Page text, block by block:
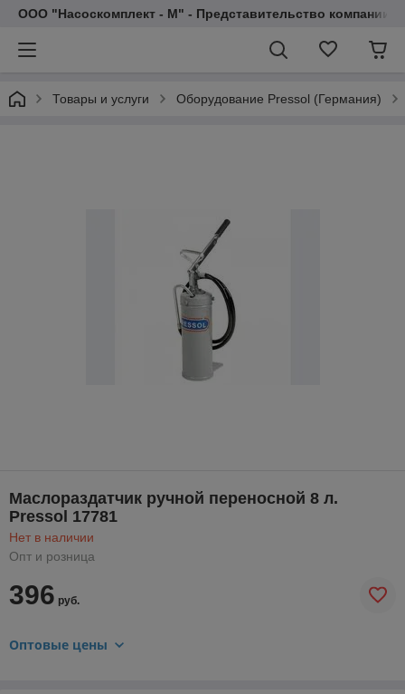
ООО "Насоскомплект - М" - Представительство компании
Товары и услуги Оборудование Pressol (Германия)
Маслораздатчик ручной переносной 8 л.
Pressol 17781
Нет в наличии
Опт и розница
396 руб.
Оптовые цены